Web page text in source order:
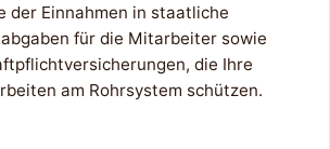
der Einnahmen in staatliche
für die Mitarbeiter sowie
die Ihre
am Rohrsystem schützen.